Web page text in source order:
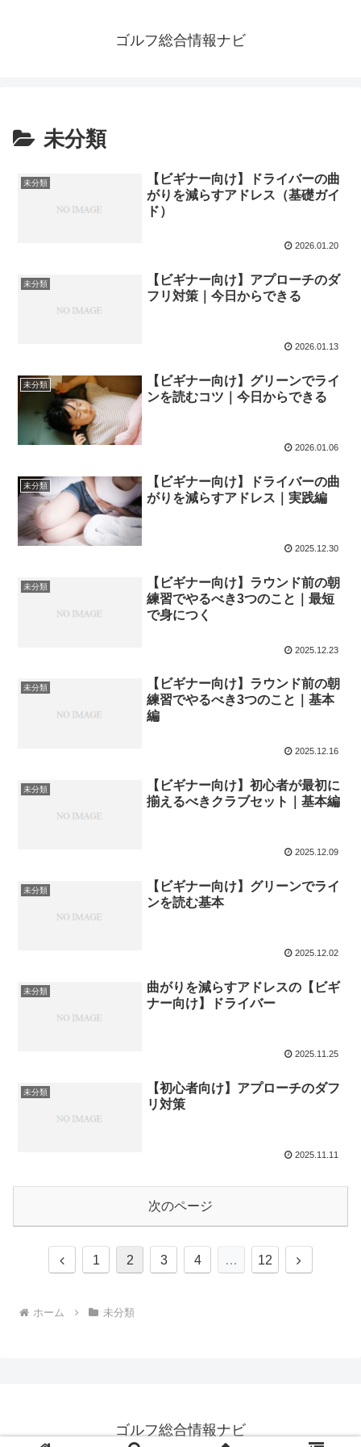
ゴルフ総合情報ナビ
未分類
未分類
【ビギナー向け】ドライバーの曲
がりを減らすアドレス（基礎ガイ
ド）
2026.01.20
未分類
【ビギナー向け】アプローチのダ
フリ対策｜今日からできる
2026.01.13
未分類
【ビギナー向け】グリーンでライ
ンを読むコツ｜今日からできる
2026.01.06
未分類
【ビギナー向け】ドライバーの曲
がりを減らすアドレス｜実践編
2025.12.30
未分類
【ビギナー向け】ラウンド前の朝
練習でやるべき3つのこと｜最短
で身につく
2025.12.23
未分類
【ビギナー向け】ラウンド前の朝
練習でやるべき3つのこと｜基本
編
2025.12.16
未分類
【ビギナー向け】初心者が最初に
揃えるべきクラブセット｜基本編
2025.12.09
未分類
【ビギナー向け】グリーンでライ
ンを読む基本
2025.12.02
未分類
曲がりを減らすアドレスの【ビギ
ナー向け】ドライバー
2025.11.25
未分類
【初心者向け】アプローチのダフ
リ対策
2025.11.11
次のページ
前
1 2 3 4 … 12
次
ホーム 未分類
ゴルフ総合情報ナビ